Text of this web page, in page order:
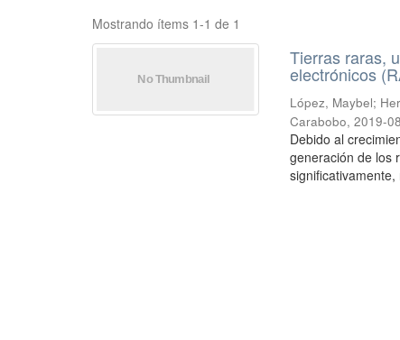
Mostrando ítems 1-1 de 1
Tierras raras,
electrónicos
López, Maybel;
Carabobo,2019-
Debido al
generación de los